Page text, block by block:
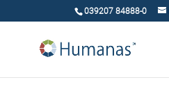
039207 84888-0